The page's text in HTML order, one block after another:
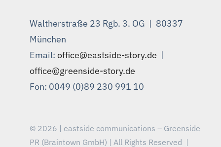
Waltherstraße 23 Rgb. 3. OG | 80337
München
Email: office@eastside-story.de |
office@greenside-story.de
Fon: 0049 (0)89 230 991 10
© 2026 | eastside communications – Greenside
PR (Braintown GmbH) | All Rights Reserved |